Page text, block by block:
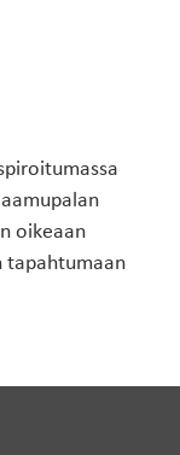
oikeaan
tapahtumaan